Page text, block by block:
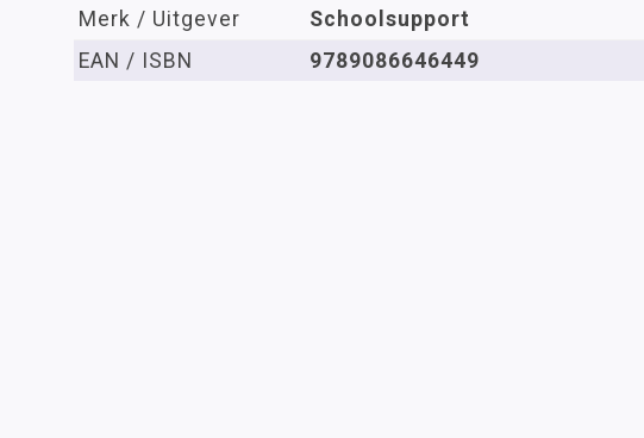
Merk / Uitgever
Schoolsupport
EAN / ISBN
9789086646449